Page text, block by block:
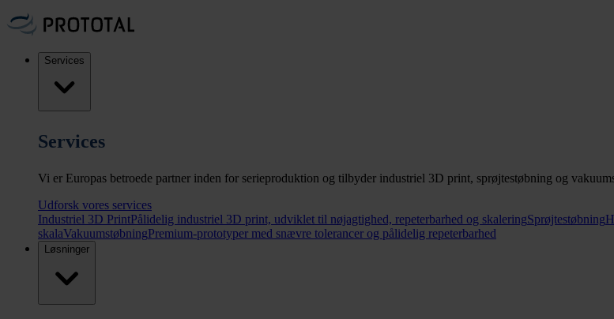
Services
Services
Vi er Europas betroede partner inden for serieproduktion og tilbyder industriel 3D print, sprøjtestøbning og
Udforsk vores services
Industriel 3D PrintPålidelig industriel 3D print, udviklet til nøjagtighed, repeterbarhed og skaleringSprøjtestøbning
skalaVakuumstøbningPremium-prototyper med snævre tolerancer og pålidelig repeterbarhed
Løsninger